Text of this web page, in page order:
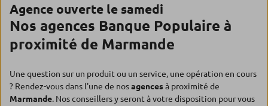
Agence ouverte le samedi
Nos agences Banque Populaire à
proximité de Marmande
Une question sur un produit ou un service, une opération en cours
? Rendez-vous dans l'une de nosagencesà proximité de
Marmande. Nos conseillers y seront à votre disposition pour vous